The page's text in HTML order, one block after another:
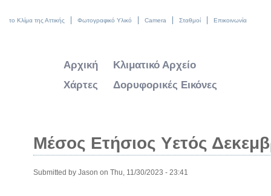
το Κλίμα της Αττικής Φωτογραφικό Υλικό Camera Σταθμοί Επικοινωνία
Αρχική
Κλιματικό Αρχείο
Χάρτες
Δορυφορικές Εικόνες
Μέσος Ετήσιος Υετός
Submitted by Jason on Thu, 11/30/2023 - 23:41